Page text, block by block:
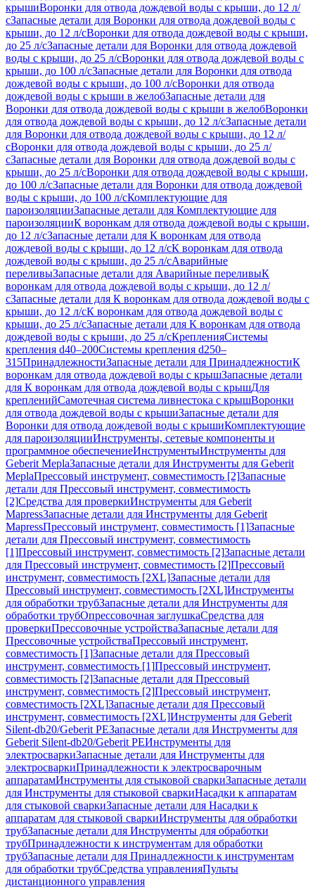
крышиВоронки для отвода дождевой воды с крыши, до 12 л/
сЗапасные детали для Воронки для отвода дождевой воды с
крыши, до 12 л/сВоронки для отвода дождевой воды с крыши,
до 25 л/сЗапасные детали для Воронки для отвода дождевой
воды с крыши, до 25 л/сВоронки для отвода дождевой воды с
крыши, до 100 л/сЗапасные детали для Воронки для отвода
дождевой воды с крыши, до 100 л/сВоронки для отвода
дождевой воды с крыши в желобЗапасные детали для
Воронки для отвода дождевой воды с крыши в желобВоронки
для отвода дождевой воды с крыши, до 12 л/сЗапасные детали
для Воронки для отвода дождевой воды с крыши, до 12 л/
сВоронки для отвода дождевой воды с крыши, до 25 л/
сЗапасные детали для Воронки для отвода дождевой воды с
крыши, до 25 л/сВоронки для отвода дождевой воды с крыши,
до 100 л/сЗапасные детали для Воронки для отвода дождевой
воды с крыши, до 100 л/сКомплектующие для
пароизоляцииЗапасные детали для Комплектующие для
пароизоляцииК воронкам для отвода дождевой воды с крыши,
до 12 л/сЗапасные детали для К воронкам для отвода
дождевой воды с крыши, до 12 л/сК воронкам для отвода
дождевой воды с крыши, до 25 л/сАварийные
переливыЗапасные детали для Аварийные переливыК
воронкам для отвода дождевой воды с крыши, до 12 л/
сЗапасные детали для К воронкам для отвода дождевой воды с
крыши, до 12 л/сК воронкам для отвода дождевой воды с
крыши, до 25 л/сЗапасные детали для К воронкам для отвода
дождевой воды с крыши, до 25 л/сКрепленияСистемы
крепления d40–200Системы крепления d250–
315ПринадлежностиЗапасные детали для ПринадлежностиК
воронкам для отвода дождевой воды с крышЗапасные детали
для К воронкам для отвода дождевой воды с крышДля
крепленийСамотечная система ливнестока с крышВоронки
для отвода дождевой воды с крышиЗапасные детали для
Воронки для отвода дождевой воды с крышиКомплектующие
для пароизоляцииИнструменты, сетевые компоненты и
программное обеспечениеИнструментыИнструменты для
Geberit MeplaЗапасные детали для Инструменты для Geberit
MeplaПрессовый инструмент, совместимость [2]Запасные
детали для Прессовый инструмент, совместимость
[2]Средства для проверкиИнструменты для Geberit
MapressЗапасные детали для Инструменты для Geberit
MapressПрессовый инструмент, совместимость [1]Запасные
детали для Прессовый инструмент, совместимость
[1]Прессовый инструмент, совместимость [2]Запасные детали
для Прессовый инструмент, совместимость [2]Прессовый
инструмент, совместимость [2XL]Запасные детали для
Прессовый инструмент, совместимость [2XL]Инструменты
для обработки трубЗапасные детали для Инструменты для
обработки трубОпрессовочная заглушкаСредства для
проверкиПрессовочные устройстваЗапасные детали для
Прессовочные устройстваПрессовый инструмент,
совместимость [1]Запасные детали для Прессовый
инструмент, совместимость [1]Прессовый инструмент,
совместимость [2]Запасные детали для Прессовый
инструмент, совместимость [2]Прессовый инструмент,
совместимость [2XL]Запасные детали для Прессовый
инструмент, совместимость [2XL]Инструменты для Geberit
Silent-db20/Geberit PEЗапасные детали для Инструменты для
Geberit Silent-db20/Geberit PEИнструменты для
электросваркиЗапасные детали для Инструменты для
электросваркиПринадлежности к электросварочным
аппаратамИнструменты для стыковой сваркиЗапасные детали
для Инструменты для стыковой сваркиНасадки к аппаратам
для стыковой сваркиЗапасные детали для Насадки к
аппаратам для стыковой сваркиИнструменты для обработки
трубЗапасные детали для Инструменты для обработки
трубПринадлежности к инструментам для обработки
трубЗапасные детали для Принадлежности к инструментам
для обработки трубСредства управленияПульты
дистанционного управления